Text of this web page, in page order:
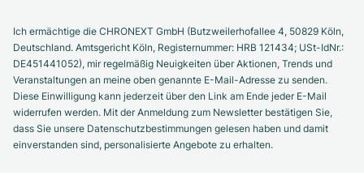
Ich ermächtige die CHRONEXT GmbH (Butzweilerhofallee 4, 50829 Köln,
Deutschland. Amtsgericht Köln, Registernummer: HRB 121434; USt-IdNr.:
DE451441052), mir regelmäßig Neuigkeiten über Aktionen, Trends und
Veranstaltungen an meine oben genannte E-Mail-Adresse zu senden.
Diese Einwilligung kann jederzeit über den Link am Ende jeder E-Mail
widerrufen werden. Mit der Anmeldung zum Newsletter bestätigen Sie,
dass Sie unsere Datenschutzbestimmungen gelesen haben und damit
einverstanden sind, personalisierte Angebote zu erhalten.